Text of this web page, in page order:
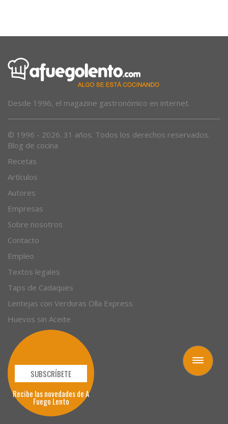
Toggle
navigation
Desde 1996, el magazine gastronómico en internet.
© 1996 - 2026. 31 años. Todos los derechos reservados.
Blog de cocina
Recetas
Artículos
Autores
Empresas
Sobre nosotros
Contacto
Empleo
Textos legales
Taps de Cadaques
Lentejas con Verduras Olla Express
Huevos sin Aceite
SUBSCRÍBETE
Recibe las novedades de A
Fuego Lento